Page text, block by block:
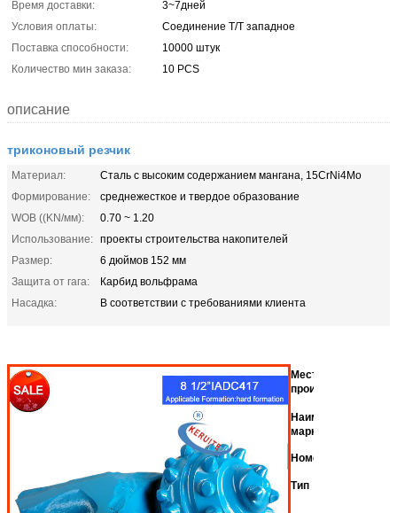
Время доставки:
3~7дней
Условия оплаты:
Соединение T/T западное
Поставка способности:
10000 штук
Количество мин заказа:
10 PCS
описание
триконовый резчик
Материал:
Сталь с высоким содержанием мангана, 15CrNi4Mo
Формирование:
среднежесткое и твердое образование
WOB ((KN/мм):
0.70 ~ 1.20
Использование: проекты строительства накопителей
Размер:
6 дюймов 152 мм
Защита от гага:
Карбид вольфрама
Насадка:
В соответствии с требованиями клиента
Место
происхождения
Наименование
марки
Номер модели
Тип